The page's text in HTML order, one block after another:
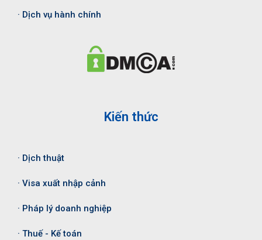
· Dịch vụ hành chính
Kiến thức
· Dịch thuật
· Visa xuất nhập cảnh
· Pháp lý doanh nghiệp
· Thuế - Kế toán